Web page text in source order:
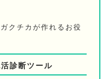
クチカが作れるお役
診断ツール